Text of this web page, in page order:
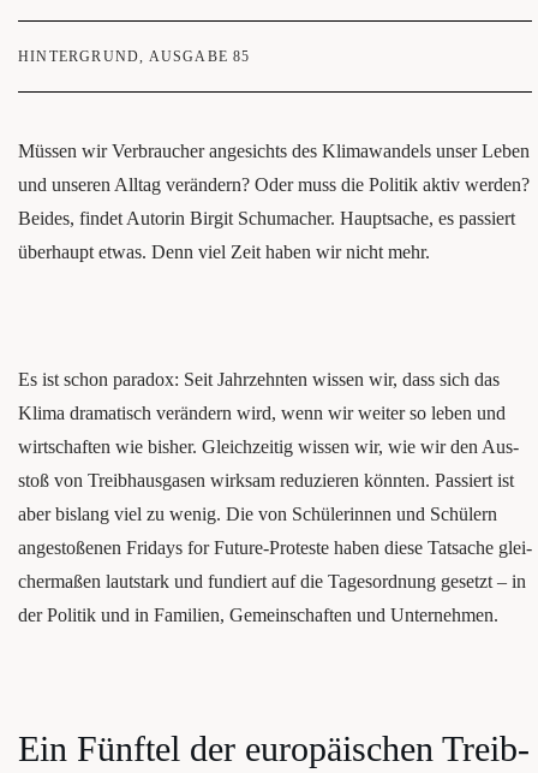
HINTERGRUND AUSGABE 85
Müssen wir Ver­brau­cher ange­sichts des Kli­ma­wan­dels unser Leben
und unse­ren All­tag ver­än­dern? Oder muss die Poli­tik aktiv wer­den?
Bei­des, fin­det Autorin Bir­git Schu­ma­cher. Haupt­sa­che, es pas­siert
überhaupt etwas. Denn viel Zeit haben wir nicht mehr.
Es ist schon para­dox: Seit Jahr­zehn­ten wis­sen wir, dass sich das
Kli­ma dra­ma­tisch ver­än­dern wird, wenn wir wei­ter so leben und
wirt­schaf­ten wie bis­her. Gleich­zei­tig wis­sen wir, wie wir den Aus­
stoß von Treib­haus­ga­sen wirk­sam redu­zie­ren könn­ten. Pas­siert ist
aber bis­lang viel zu wenig. Die von Schülerinnen und Schülern
ange­sto­ße­nen Fri­days for Future-Pro­tes­te haben die­se Tat­sa­che glei­
cher­ma­ßen laut­stark und fun­diert auf die Tages­ord­nung gesetzt – in
der Poli­tik und in Fami­li­en, Gemein­schaf­ten und Unternehmen.
Ein Fünf­tel der euro­päi­schen Treib­